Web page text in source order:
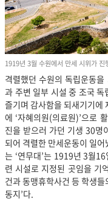
1919년 3월 수원에서 만세 시위가 진
격렬했던 수원의 독립운동
과 주변 일부 시설 중 조국
즐기며 감사함을 되새기기에
에 ‘자혜의원(의료원)’으로
진을 받으러 가던 기생 30명
되어 격렬한 만세운동이 일
는 ‘연무대’는 1919년 3월
련 시설로 지정된 곳임을 기
건과 동맹휴학사건 등 학생
동지’다.